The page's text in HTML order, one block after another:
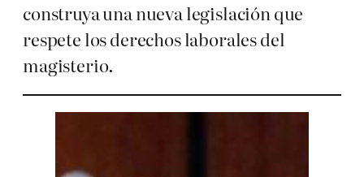
construya una nueva legislación que
respete los derechos laborales del
magisterio.